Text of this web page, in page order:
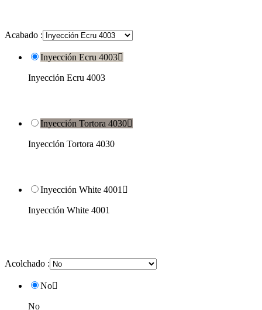
Acabado :
Inyección Ecru 4003
Inyección Ecru 4003
Inyección Tortora 4030
Inyección Tortora 4030
Inyección White 4001 
Inyección White 4001
Acolchado :
No
No